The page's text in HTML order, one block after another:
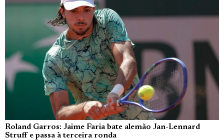
Roland Garros: Jaime Faria bate alemão Jan-Lennard
Struff e passa à terceira ronda